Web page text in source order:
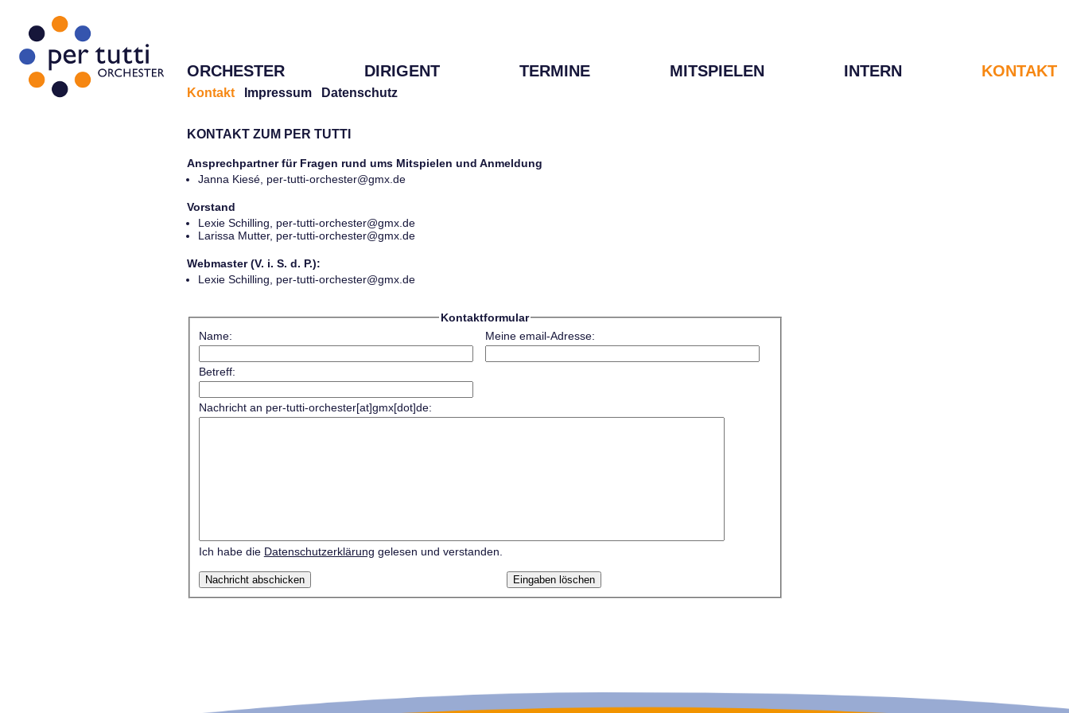
ORCHESTER DIRIGENT TERMINE MITSPIELEN INTERN KONTAKT
Kontakt Impressum Datenschutz
KONTAKT ZUM PER TUTTI
Ansprechpartner für Fragen rund ums Mitspielen und Anmeldung
Janna Kiesé, per-tutti-orchester@gmx.de
Vorstand
Lexie Schilling, per-tutti-orchester@gmx.de
Larissa Mutter, per-tutti-orchester@gmx.de
Webmaster (V. i. S. d. P.):
Lexie Schilling, per-tutti-orchester@gmx.de
Kontaktformular
Name:
Meine email-Adresse:
Betreff:
Nachricht an per-tutti-orchester[at]gmx[dot]de:
Ich habe die Datenschutzerklärung gelesen und verstanden.